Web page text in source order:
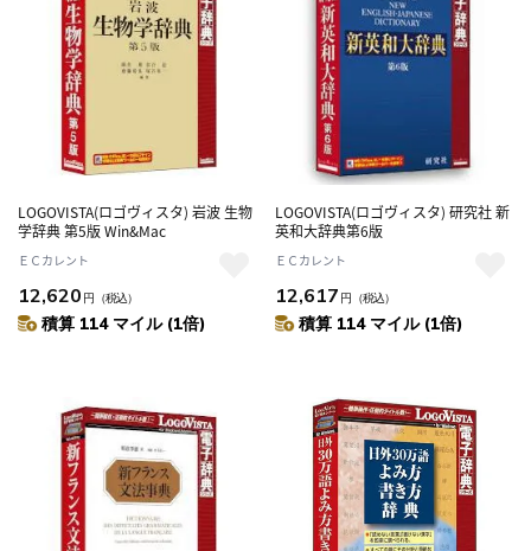
LOGOVISTA(ロゴヴィスタ) 岩波 生物
学辞典 第5版 Win&Mac
ＥＣカレント
12,620 円 （税込）
積算 114 マイル (1倍)
LOGOVISTA(ロゴヴィスタ) 研究社 新
英和大辞典第6版
ＥＣカレント
12,617 円 （税込）
積算 114 マイル (1倍)